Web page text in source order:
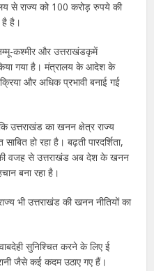
से राज्य को 100 करोड़ रुपये की
है है।
कश्मीर और उत्तराखंडकृमें
गया है। मंत्रालय के आदेश के
और अधिक प्रभावी बनाई गई
उत्तराखंड का खनन क्षेत्र राज्य
हो रहा है। बढ़ती पारदर्शिता,
की वजह से उत्तराखंड अब देश के खनन
बना रहा है।
भी उत्तराखंड की खनन नीतियों का
सुनिश्चित करने के लिए ई
जैसे कई कदम उठाए गए हैं।